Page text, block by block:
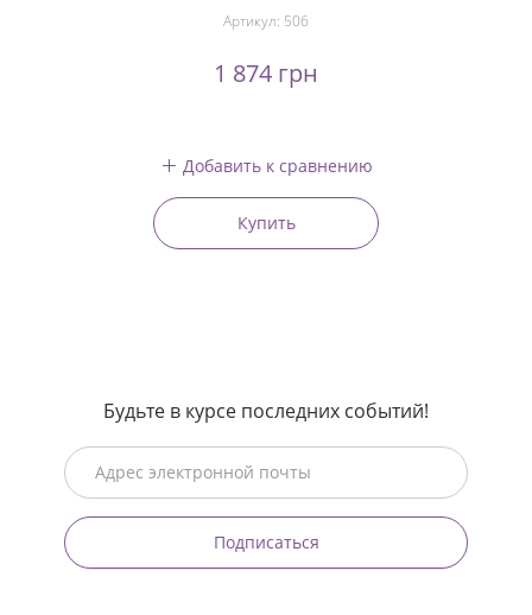
Артикул: 506
1 874 грн
Добавить к сравнению
Купить
Будьте в курсе последних событий!
Подписаться